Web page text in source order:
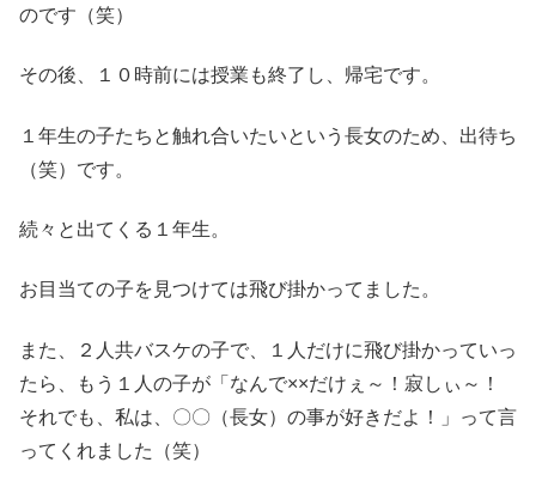
のです（笑）
その後、１０時前には授業も終了し、帰宅です。
１年生の子たちと触れ合いたいという長女のため、出待ち
（笑）です。
続々と出てくる１年生。
お目当ての子を見つけては飛び掛かってました。
また、２人共バスケの子で、１人だけに飛び掛かっていっ
たら、もう１人の子が「なんで××だけぇ～！寂しぃ～！
それでも、私は、〇〇（長女）の事が好きだよ！」って言
ってくれました（笑）